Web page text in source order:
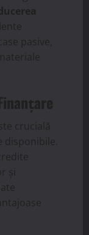
pasive,
crucială
și